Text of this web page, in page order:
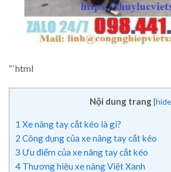
“`html
Nội dung trang [hide
1 Xe nâng tay cắt kéo là gì?
2 Công dụng của xe nâng tay cắt kéo
3 Ưu điểm của xe nâng tay cắt kéo
4 Thương hiệu xe nâng Việt Xanh